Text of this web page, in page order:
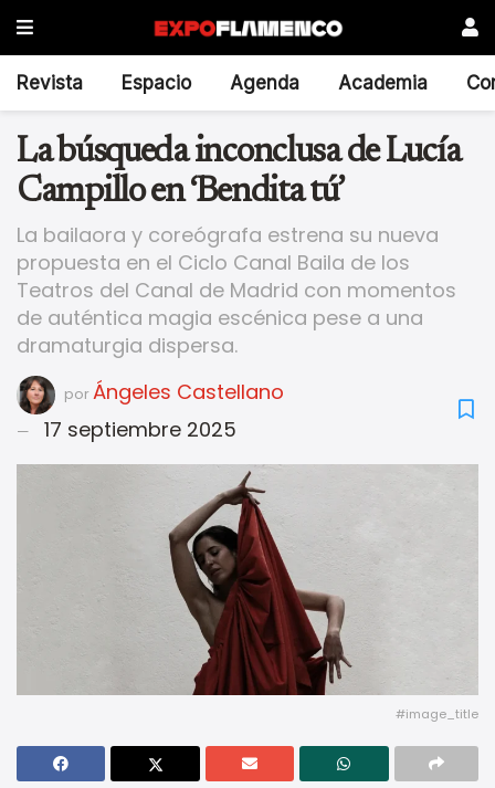
Revista Espacio Agenda Academia
La búsqueda inconclusa de Lucía
Campillo en ‘Bendita tú’
La bailaora y coreógrafa estrena su nueva
propuesta en el Ciclo Canal Baila de los
Teatros del Canal de Madrid con momentos
de auténtica magia escénica pese a una
dramaturgia dispersa.
porÁngeles Castellano
17 septiembre 2025
#image_title